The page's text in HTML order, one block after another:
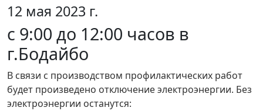
12 мая 2023 г.
с 9:00 до 12:00 часов в
г.Бодайбо
В связи с производством профилактических работ
будет произведено отключение электроэнергии. Без
электроэнергии останутся: